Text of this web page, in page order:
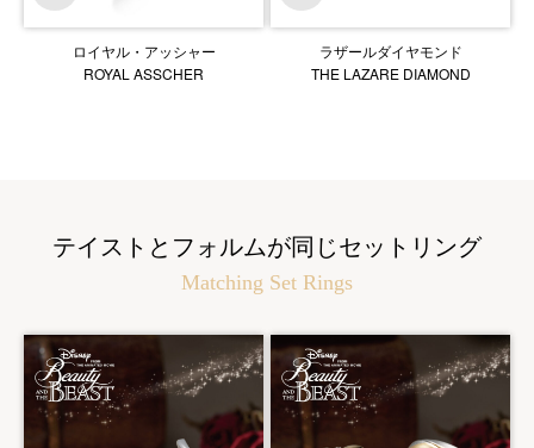
ロイヤル・アッシャー
ROYAL ASSCHER
ラザールダイヤモンド
THE LAZARE DIAMOND
テイストとフォルムが同じセットリング
Matching Set Rings